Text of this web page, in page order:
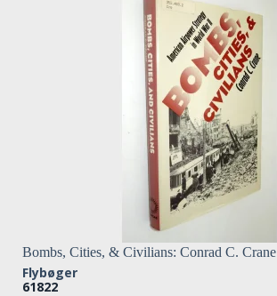
Bombs, Cities, & Civilians: Conrad C. Crane
Flybøger
61822